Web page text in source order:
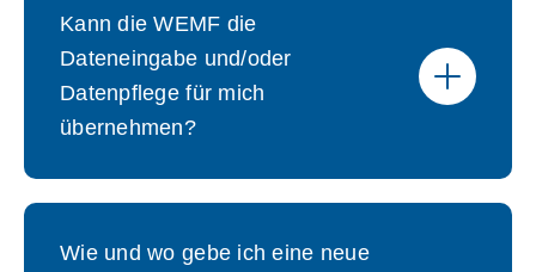
Kann die WEMF die
Dateneingabe und/oder
Datenpflege für mich
übernehmen?
Wie und wo gebe ich eine neue